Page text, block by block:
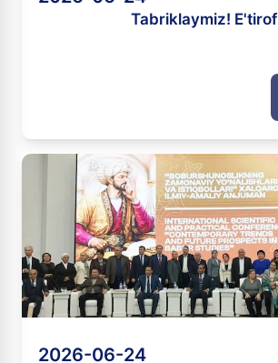
Tabriklaymiz! E'tirof
2026-06-24